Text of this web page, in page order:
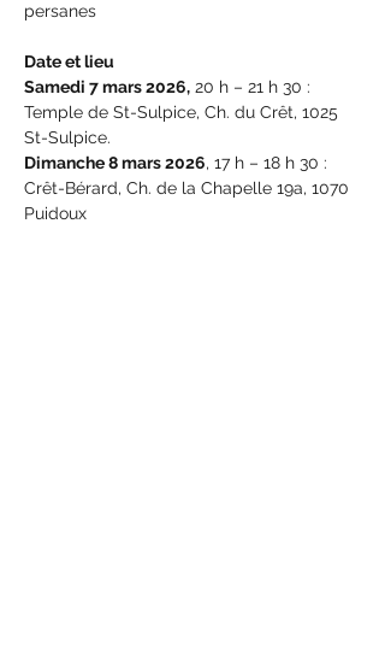
persanes
Date et lieu
Samedi 7 mars 2026, 20 h – 21 h 30 :
Temple de St-Sulpice, Ch. du Crêt, 1025
St-Sulpice.
Dimanche 8 mars 2026, 17 h – 18 h 30 :
Crêt-Bérard, Ch. de la Chapelle 19a, 1070
Puidoux